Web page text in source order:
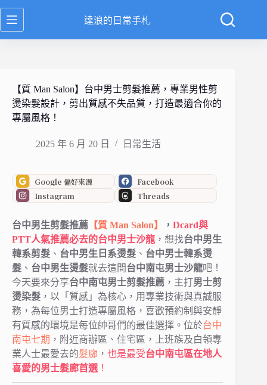
跳
至
達浪的日常手札
【質 Man Salon】台中男士剪髮推薦，專業男性剪
燙染髮設計，剪出質感不失品質，打造最適合你的
專屬風格！
2025 年 6 月 20 日 日常生活
Google 偏好來源
Facebook
Instagram
Threads
台中男生剪髮推薦 【質 Man Salon】 ， Dcard與
PTT人氣推薦必去的台中男士沙龍 ，想找台中男生
韓系剪髮 、 台中男生日系燙髮 、 台中男士韓系燙
髮 、 台中男生燙髮就去這間台中南屯男士沙龍吧！
今天要來分享台中南屯男士剪髮推薦 ，主打男士剪
燙染髮 ，以「質感」為核心，用專業技術與真誠服
務，為每位男士打造專屬風格，喜歡預約制與安靜
有質感的環境是每位帥哥們的最佳選擇。位於台中
南屯七期 ，附近商辦區、住宅區，上班族及白領專
業人士最愛去的髮廊 ， 也是最受台中南屯區在地人
喜愛的男士髮廊首選 ！